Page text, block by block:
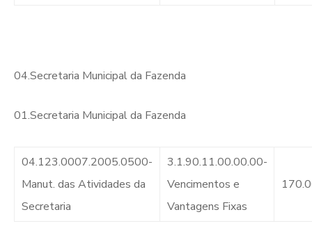
04.Secretaria Municipal da Fazenda
01.Secretaria Municipal da Fazenda
04.123.0007.2005.0500-
Manut. das Atividades da
Secretaria
3.1.90.11.00.00.00-
Vencimentos e
Vantagens Fixas